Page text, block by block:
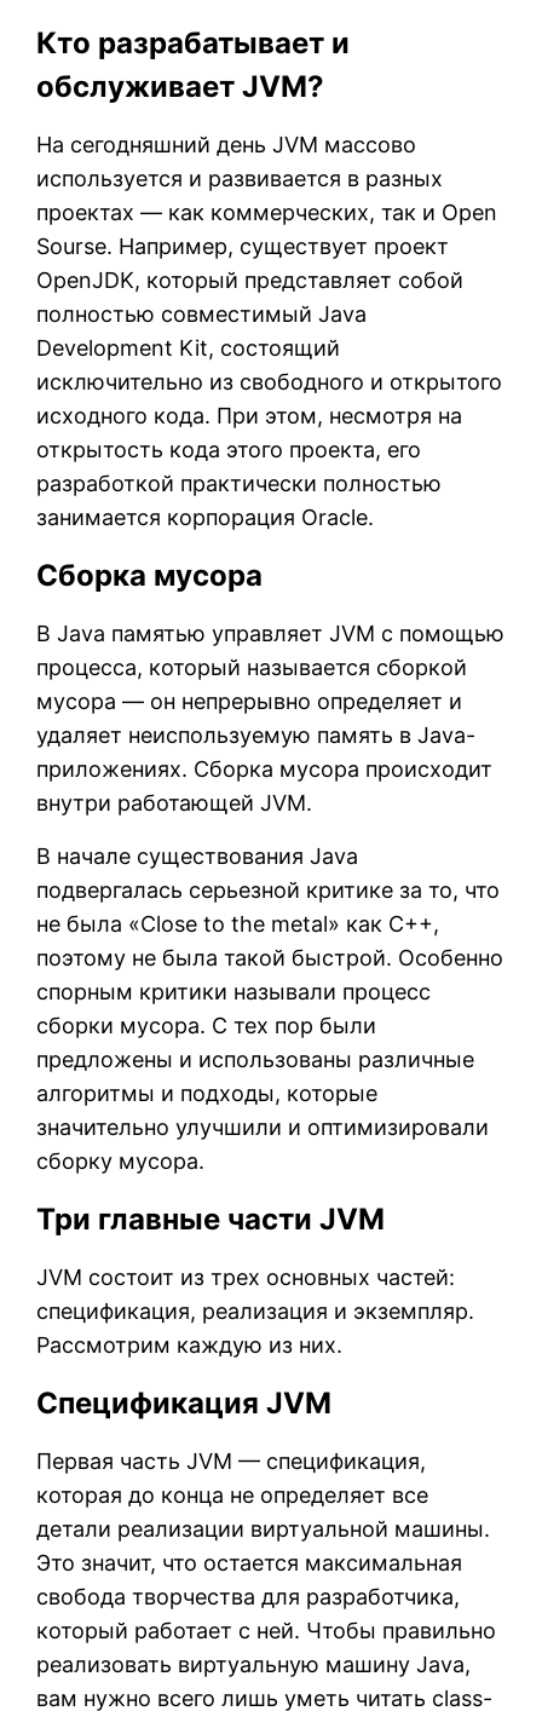
Кто разрабатывает и
обслуживает JVM?
На сегодняшний день JVM массово
используется и развивается в разных
проектах — как коммерческих, так и Open
Sourse. Например, существует проект
OpenJDK, который представляет собой
полностью совместимый Java
Development Kit, состоящий
исключительно из свободного и открытого
исходного кода. При этом, несмотря на
открытость кода этого проекта, его
разработкой практически полностью
занимается корпорация Oracle.
Сборка мусора
В Java памятью управляет JVM с помощью
процесса, который называется сборкой
мусора — он непрерывно определяет и
удаляет неиспользуемую память в Java-
приложениях. Сборка мусора происходит
внутри работающей JVM.
В начале существования Java
подвергалась серьезной критике за то, что
не была «Close to the metal» как C++,
поэтому не была такой быстрой. Особенно
спорным критики называли процесс
сборки мусора. С тех пор были
предложены и использованы различные
алгоритмы и подходы, которые
значительно улучшили и оптимизировали
сборку мусора.
Три главные части JVM
JVM состоит из трех основных частей:
спецификация, реализация и экземпляр.
Рассмотрим каждую из них.
Спецификация JVM
Первая часть JVM — спецификация,
которая до конца не определяет все
детали реализации виртуальной машины.
Это значит, что остается максимальная
свобода творчества для разработчика,
который работает с ней. Чтобы правильно
реализовать виртуальную машину Java,
вам нужно всего лишь уметь читать class-